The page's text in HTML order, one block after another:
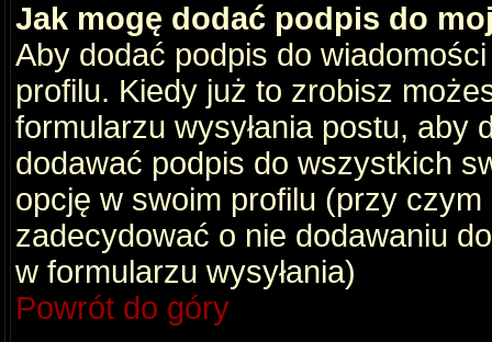
Jak mogę dodać podpis do
Aby dodać podpis do
profilu. Kiedy już to zrobisz
formularzu wysyłania postu,
dodawać podpis do wszystkich
opcję w swoim profilu (przy
zadecydować o nie dodawaniu
w formularzu wysyłania)
Powrót do góry